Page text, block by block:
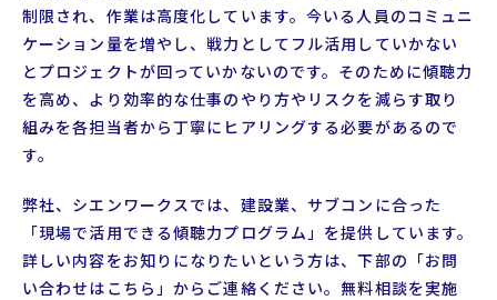
制限され、作業は高度化しています。今いる人員のコミュニ
ケーション量を増やし、戦力としてフル活用していかない
とプロジェクトが回っていかないのです。そのために傾聴力
を高め、より効率的な仕事のやり方やリスクを減らす取り
組みを各担当者から丁寧にヒアリングする必要があるので
す。
弊社、シエンワークスでは、建設業、サブコンに合った
「現場で活用できる傾聴力プログラム」を提供しています。
詳しい内容をお知りになりたいという方は、下部の「お問
い合わせはこちら」からご連絡ください。無料相談を実施